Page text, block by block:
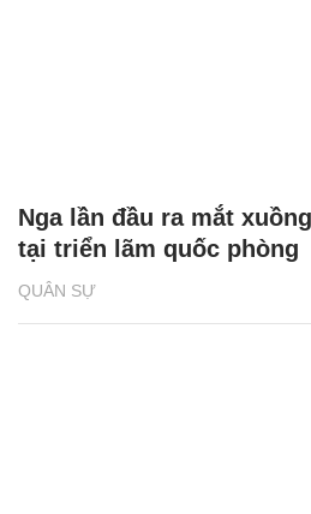
QUÂN SỰ
Nga lần đầu ra mắt
tại triển lãm quốc phòng